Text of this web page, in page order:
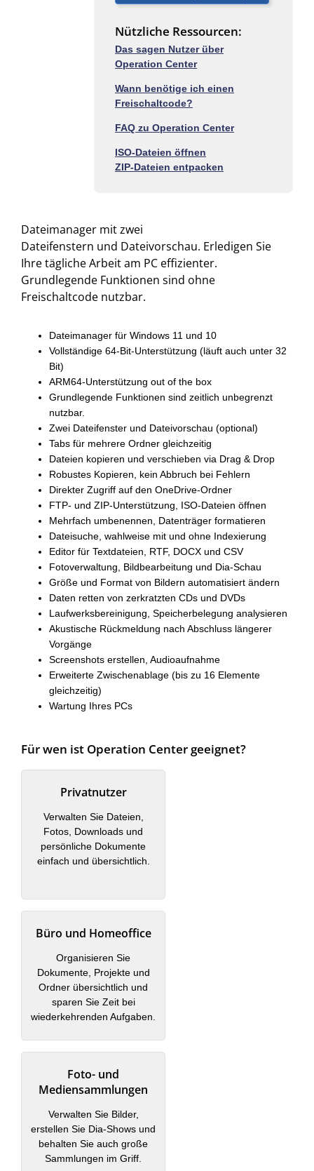
Nützliche Ressourcen:
Das sagen Nutzer über
Operation Center
Wann benötige ich einen
Freischaltcode?
FAQ zu Operation Center
ISO-Dateien öffnen
ZIP-Dateien entpacken
Dateimanager mit zwei
Dateifenstern und Dateivorschau. Erledigen Sie
Ihre tägliche Arbeit am PC effizienter.
Grundlegende Funktionen sind ohne
Freischaltcode nutzbar.
Dateimanager für Windows 11 und 10
Vollständige 64-Bit-Unterstützung (läuft auch unter 32
Bit)
ARM64-Unterstützung out of the box
Grundlegende Funktionen sind zeitlich unbegrenzt
nutzbar.
Zwei Dateifenster und Dateivorschau (optional)
Tabs für mehrere Ordner gleichzeitig
Dateien kopieren und verschieben via Drag & Drop
Robustes Kopieren, kein Abbruch bei Fehlern
Direkter Zugriff auf den OneDrive-Ordner
FTP- und ZIP-Unterstützung, ISO-Dateien öffnen
Mehrfach umbenennen, Datenträger formatieren
Dateisuche, wahlweise mit und ohne Indexierung
Editor für Textdateien, RTF, DOCX und CSV
Fotoverwaltung, Bildbearbeitung und Dia-Schau
Größe und Format von Bildern automatisiert ändern
Daten retten von zerkratzten CDs und DVDs
Laufwerksbereinigung, Speicherbelegung analysieren
Akustische Rückmeldung nach Abschluss längerer
Vorgänge
Screenshots erstellen, Audioaufnahme
Erweiterte Zwischenablage (bis zu 16 Elemente
gleichzeitig)
Wartung Ihres PCs
Für wen ist Operation Center geeignet?
Privatnutzer
Verwalten Sie Dateien,
Fotos, Downloads und
persönliche Dokumente
einfach und übersichtlich.
Büro und Homeoffice
Organisieren Sie
Dokumente, Projekte und
Ordner übersichtlich und
sparen Sie Zeit bei
wiederkehrenden Aufgaben.
Foto- und
Mediensammlungen
Verwalten Sie Bilder,
erstellen Sie Dia-Shows und
behalten Sie auch große
Sammlungen im Griff.